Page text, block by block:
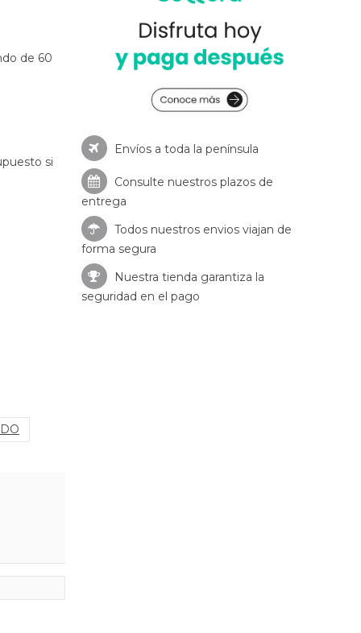
de 60
si
Envíos a toda la península
Consulte nuestros plazos de
entrega
Todos nuestros envios viajan de
forma segura
Nuestra tienda garantiza la
seguridad en el pago